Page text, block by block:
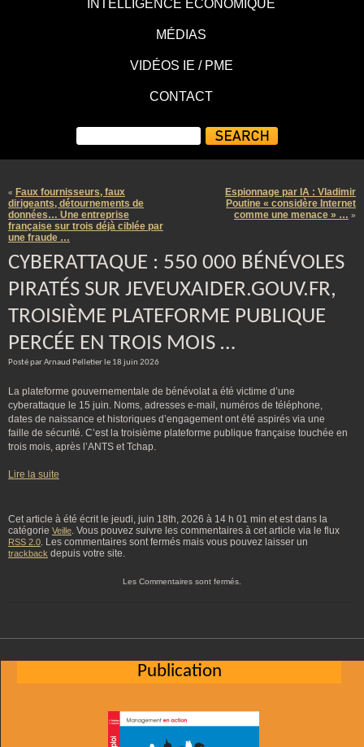
INTELLIGENCE ÉCONOMIQUE
MÉDIAS
VIDÉOS IE / PME
CONTACT
« Faux fournisseurs, faux
dirigeants, détournements de
données… Une entreprise
française sur trois déjà ciblée par
une fraude …
Espionnage par IA : Vladimir
Poutine « considère Internet
comme une menace » … »
CYBERATTAQUE : 550 000 BÉNÉVOLES
PIRATÉS SUR JEVEUXAIDER.GOUV.FR,
TROISIÈME PLATEFORME PUBLIQUE
PERCÉE EN TROIS MOIS …
Posté par Arnaud Pelletier le 18 juin 2026
La plateforme gouvernementale de bénévolat a été victime d’une
cyberattaque le 15 juin. Noms, adresses e-mail, numéros de téléphone,
dates de naissance et historiques d’engagement ont été aspirés via une
faille de sécurité. C’est la troisième plateforme publique française touchée en
trois mois, après l’ANTS et Tchap.
Lire la suite
Cet article à été écrit le jeudi, juin 18th, 2026 à 14 h 01 min et est dans la
catégorie Veille. Vous pouvez suivre les commentaires à cet article via le flux
RSS 2.0. Les commentaires sont fermés mais vous pouvez laisser un
trackback depuis votre site.
Les Commentaires sont fermés.
Publication